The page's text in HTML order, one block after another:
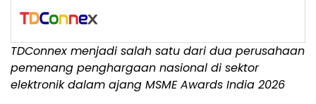
TDConnex menjadi salah satu dari dua perusahaan
pemenang penghargaan nasional di sektor
elektronik dalam ajang MSME Awards India 2026